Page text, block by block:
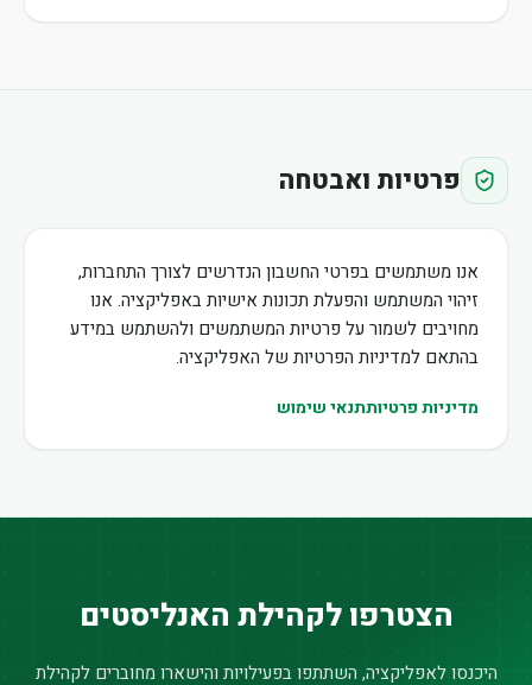
פרטיות ואבטחה
אנו משתמשים בפרטי החשבון הנדרשים לצורך התחברות,
זיהוי המשתמש והפעלת תכונות אישיות באפליקציה. אנו
מחויבים לשמור על פרטיות המשתמשים ולהשתמש במידע
בהתאם למדיניות הפרטיות של האפליקציה.
מדיניות פרטיותתנאי שימוש
הצטרפו לקהילת האנליסטים
היכנסו לאפליקציה, השתתפו בפעילויות והישארו מחוברים לקהילת